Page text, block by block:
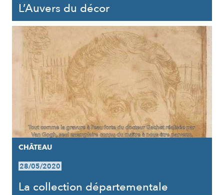
L’Auvers du décor
CHÂTEAU
28/05/2020
La collection départementale